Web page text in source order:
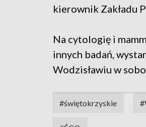
kierownik Zakładu
Na cytologię i
innych badań,
Wodzisławiu w
#świętokrzyskie